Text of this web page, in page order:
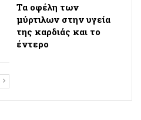
Τα οφέλη των
μύρτιλων στην υγεία
της καρδιάς και το
έντερο